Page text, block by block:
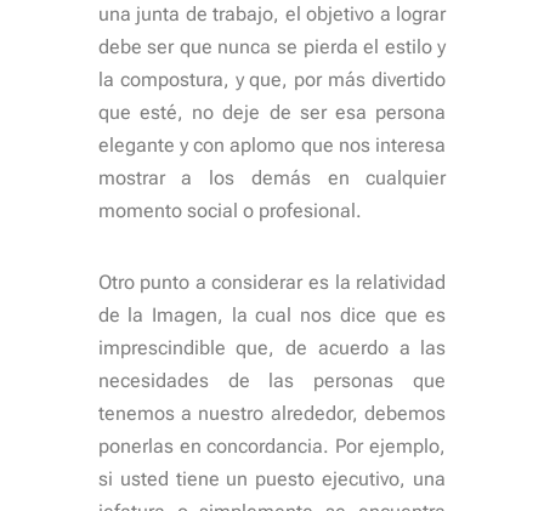
una junta de trabajo, el objetivo a lograr
debe ser que nunca se pierda el estilo y
la compostura, y que, por más divertido
que esté, no deje de ser esa persona
elegante y con aplomo que nos interesa
mostrar a los demás en cualquier
momento social o profesional.
Otro punto a considerar es la relatividad
de la Imagen, la cual nos dice que es
imprescindible que, de acuerdo a las
necesidades de las personas que
tenemos a nuestro alrededor, debemos
ponerlas en concordancia. Por ejemplo,
si usted tiene un puesto ejecutivo, una